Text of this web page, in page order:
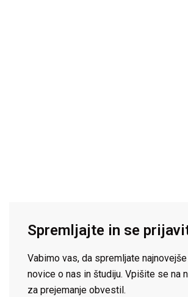
Spremljajte in se
Vabimo vas, da spremljate
novice o nas in študiju. Vpišite se na
za prejemanje obvestil.